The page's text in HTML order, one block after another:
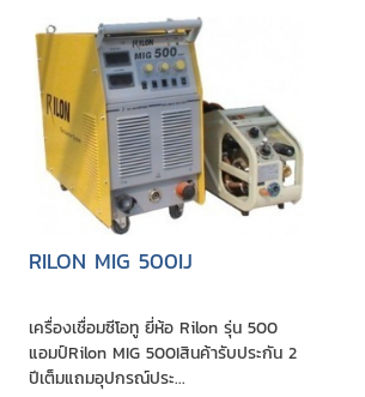
RILON MIG 500IJ
เครื่องเชื่อมซีโอทู ยี่ห้อ Rilon รุ่น 500
แอมป์Rilon MIG 500Iสินค้ารับประกัน 2
ปีเต็มแถมอุปกรณ์ประ...